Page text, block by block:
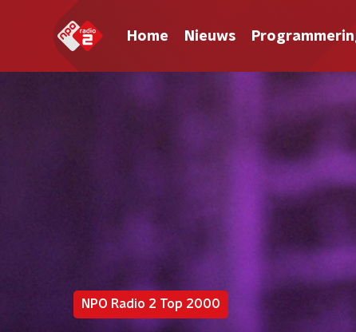
Home Nieuws
NPO Radio 2 Top 2000